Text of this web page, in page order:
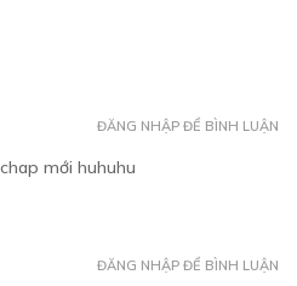
mới huhuhu
ĐĂNG NHẬP ĐỂ BÌNH LUẬN
ĐĂNG NHẬP ĐỂ BÌNH LUẬN